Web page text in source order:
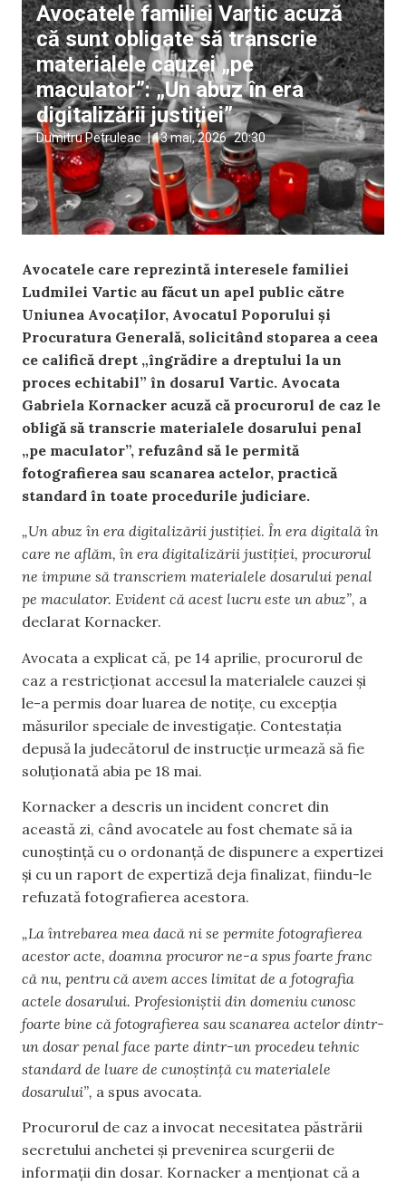
Avocatele familiei Vartic acuză
că sunt obligate să transcrie
materialele cauzei „pe
maculator”: „Un abuz în era
digitalizării justiției”
Dumitru Petruleac |13 mai, 2026 20:30
Avocatele care reprezintă interesele familiei
Ludmilei Vartic au făcut un apel public către
Uniunea Avocaților, Avocatul Poporului și
Procuratura Generală, solicitând stoparea a ceea
ce califică drept „îngrădire a dreptului la un
proces echitabil” în dosarul Vartic. Avocata
Gabriela Kornacker acuză că procurorul de caz le
obligă să transcrie materialele dosarului penal
„pe maculator”, refuzând să le permită
fotografierea sau scanarea actelor, practică
standard în toate procedurile judiciare.
„Un abuz în era digitalizării justiției. În era digitală în
care ne aflăm, în era digitalizării justiției, procurorul
ne impune să transcriem materialele dosarului penal
pe maculator. Evident că acest lucru este un abuz”, a
declarat Kornacker.
Avocata a explicat că, pe 14 aprilie, procurorul de
caz a restricționat accesul la materialele cauzei și
le-a permis doar luarea de notițe, cu excepția
măsurilor speciale de investigație. Contestația
depusă la judecătorul de instrucție urmează să fie
soluționată abia pe 18 mai.
Kornacker a descris un incident concret din
această zi, când avocatele au fost chemate să ia
cunoștință cu o ordonanță de dispunere a expertizei
și cu un raport de expertiză deja finalizat, fiindu-le
refuzată fotografierea acestora.
„La întrebarea mea dacă ni se permite fotografierea
acestor acte, doamna procuror ne-a spus foarte franc
că nu, pentru că avem acces limitat de a fotografia
actele dosarului. Profesioniștii din domeniu cunosc
foarte bine că fotografierea sau scanarea actelor dintr-
un dosar penal face parte dintr-un procedeu tehnic
standard de luare de cunoștință cu materialele
dosarului”, a spus avocata.
Procurorul de caz a invocat necesitatea păstrării
secretului anchetei și prevenirea scurgerii de
informații din dosar. Kornacker a menționat că a